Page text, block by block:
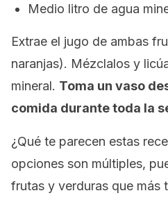
Medio litro de agua
Extrae el jugo de ambas
naranjas). Mézclalos y
mineral. Toma un vaso
comida durante toda la
¿Qué te parecen estas
opciones son múltiples,
frutas y verduras que más